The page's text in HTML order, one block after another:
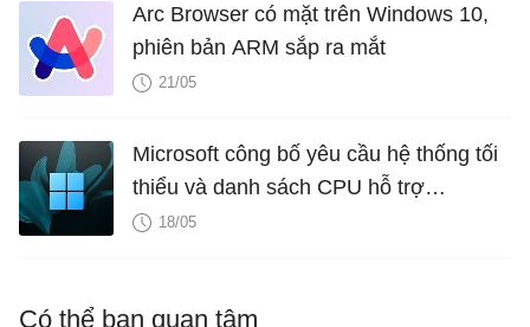
Arc Browser có mặt trên Windows 10,
phiên bản ARM sắp ra mắt
21/05
Microsoft công bố yêu cầu hệ thống tối
thiểu và danh sách CPU hỗ trợ
Windows 11 LTSC 2024
18/05
Có thể bạn quan tâm